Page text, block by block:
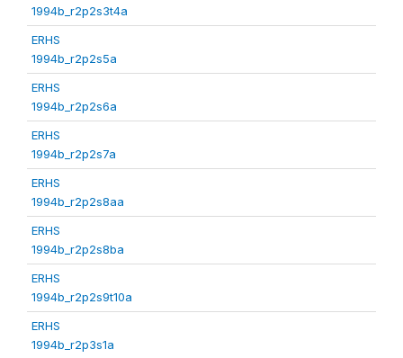
1994b_r2p2s3t4a
ERHS
1994b_r2p2s5a
ERHS
1994b_r2p2s6a
ERHS
1994b_r2p2s7a
ERHS
1994b_r2p2s8aa
ERHS
1994b_r2p2s8ba
ERHS
1994b_r2p2s9t10a
ERHS
1994b_r2p3s1a